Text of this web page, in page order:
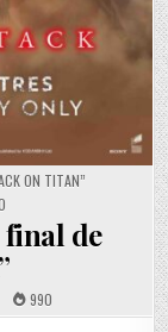
ON TITAN”
de
990